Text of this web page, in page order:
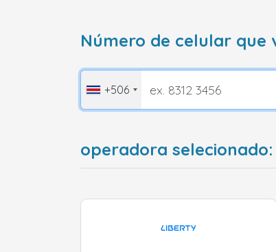
Número de celular que
+506
operadora